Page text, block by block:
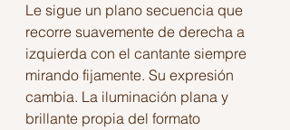
Le sigue un plano secuencia que
recorre suavemente de derecha a
izquierda con el cantante siempre
mirando fijamente. Su expresión
cambia. La iluminación plana y
brillante propia del formato